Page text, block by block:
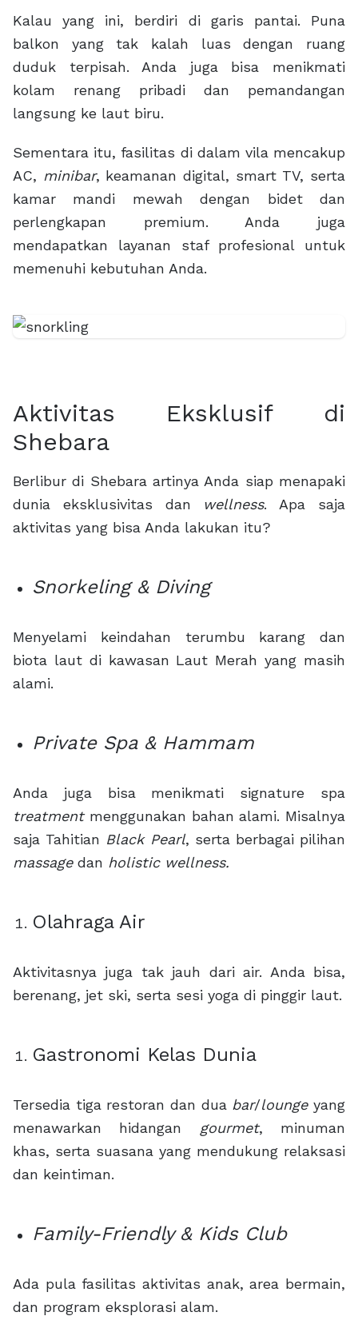
Kalau yang ini, berdiri di garis pantai. Puna
balkon yang tak kalah luas dengan ruang
duduk terpisah. Anda juga bisa menikmati
kolam renang pribadi dan pemandangan
langsung ke laut biru.
Sementara itu, fasilitas di dalam vila mencakup
AC, minibar, keamanan digital, smart TV, serta
kamar mandi mewah dengan bidet dan
perlengkapan premium. Anda juga
mendapatkan layanan staf profesional untuk
memenuhi kebutuhan Anda.
Aktivitas Eksklusif di
Shebara
Berlibur di Shebara artinya Anda siap menapaki
dunia eksklusivitas dan wellness. Apa saja
aktivitas yang bisa Anda lakukan itu?
Snorkeling & Diving
Menyelami keindahan terumbu karang dan
biota laut di kawasan Laut Merah yang masih
alami.
Private Spa & Hammam
Anda juga bisa menikmati signature spa
treatmentmenggunakan bahan alami. Misalnya
saja Tahitian Black Pearl, serta berbagai pilihan
massagedan holistic wellness.
Olahraga Air
Aktivitasnya juga tak jauh dari air. Anda bisa,
berenang, jet ski, serta sesi yoga di pinggir laut.
Gastronomi Kelas Dunia
Tersedia tiga restoran dan dua bar/loungeyang
menawarkan hidangan gourmet, minuman
khas, serta suasana yang mendukung relaksasi
dan keintiman.
Family-Friendly & Kids Club
Ada pula fasilitas aktivitas anak, area bermain,
dan program eksplorasi alam.